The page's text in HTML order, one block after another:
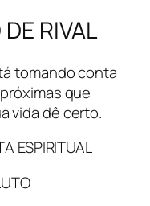
RIVAL
tomando conta
que
vida dê certo.
ESPIRITUAL